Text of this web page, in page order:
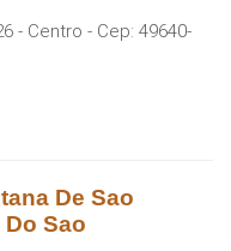
- Centro - Cep: 49640-
De Sao
Sao